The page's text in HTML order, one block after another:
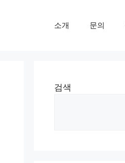
소개 문의
검색